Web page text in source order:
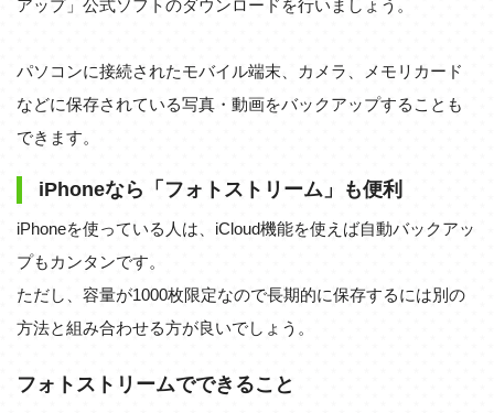
アップ」公式ソフトのダウンロードを行いましょう。
パソコンに接続されたモバイル端末、カメラ、メモリカード
などに保存されている写真・動画をバックアップすることも
できます。
iPhoneなら「フォトストリーム」も便利
iPhoneを使っている人は、iCloud機能を使えば自動バックアッ
プもカンタンです。
ただし、容量が1000枚限定なので長期的に保存するには別の
方法と組み合わせる方が良いでしょう。
フォトストリームでできること